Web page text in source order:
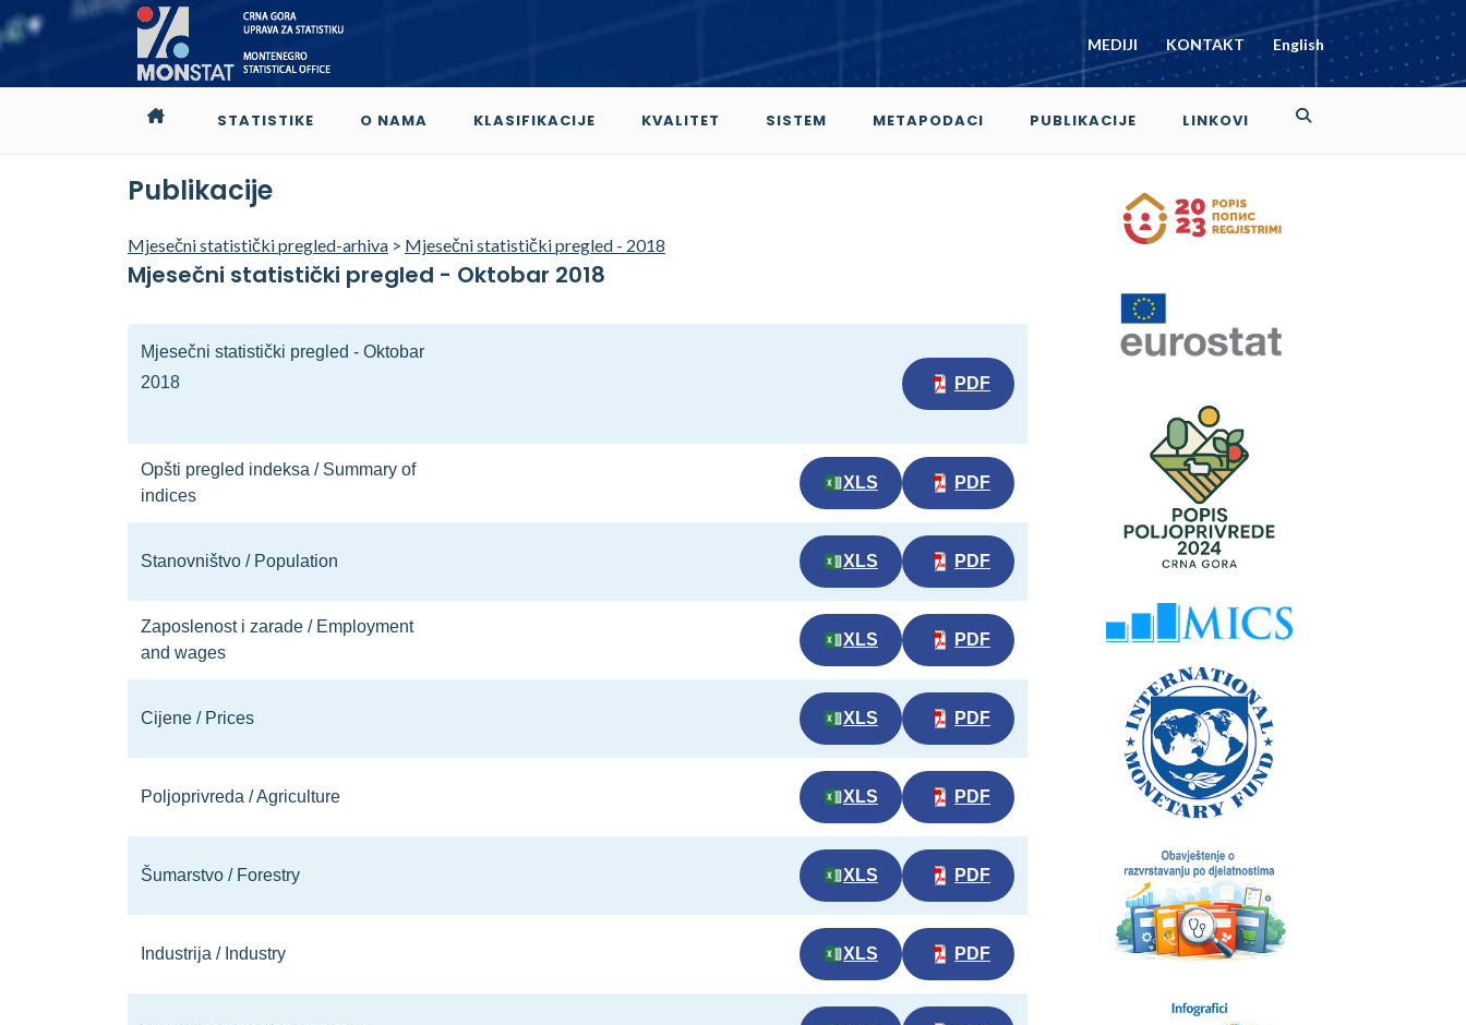
MEDIJI KONTAKT English
STATISTIKE O NAMA KLASIFIKACIJE KVALITET SISTEM METAPODACI PUBLIKACIJE LINKOVI
Publikacije
Mjesečni statistički pregled-arhiva > Mjesečni statistički pregled - 2018
Mjesečni statistički pregled - Oktobar 2018
Mjesečni statistički pregled - Oktobar
2018
PDF
Opšti pregled indeksa / Summary of
indices
XLS PDF
Stanovništvo / Population XLS PDF
Zaposlenost i zarade / Employment
and wages
XLS PDF
Cijene / Prices XLS PDF
Poljoprivreda / Agriculture XLS PDF
Šumarstvo / Forestry XLS PDF
Industrija / Industry XLS PDF